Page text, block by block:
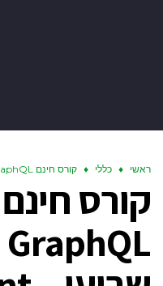
ראשי ♦ כללי ♦ קורס חינם React & GraphQL – שיעור שביעי – Apollo client